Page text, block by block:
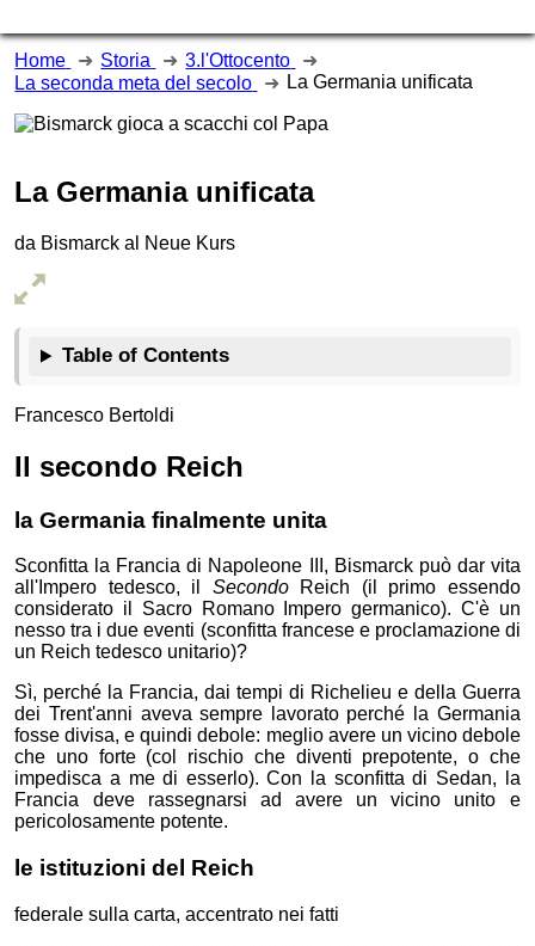
Home Storia
3.l'Ottocento
La seconda meta del secolo
La Germania unificata
La Germania unificata
da Bismarck al Neue Kurs
Table of Contents
Francesco Bertoldi
Il secondo Reich
la Germania finalmente unita
Sconfitta la Francia di Napoleone III, Bismarck può dar vita
all'Impero tedesco, il SecondoReich (il primo essendo
considerato il Sacro Romano Impero germanico). C'è un
nesso tra i due eventi (sconfitta francese e proclamazione di
un Reich tedesco unitario)?
Sì, perché la Francia, dai tempi di Richelieu e della Guerra
dei Trent'anni aveva sempre lavorato perché la Germania
fosse divisa, e quindi debole: meglio avere un vicino debole
che uno forte (col rischio che diventi prepotente, o che
impedisca a me di esserlo). Con la sconfitta di Sedan, la
Francia deve rassegnarsi ad avere un vicino unito e
pericolosamente potente.
le istituzioni del Reich
federale sulla carta, accentrato nei fatti